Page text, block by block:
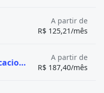
A partir de
R$ 125,21/mês
Psicologia - Orientação Vocacional/Profissional
A partir de
R$ 187,40/mês